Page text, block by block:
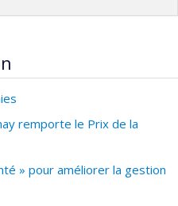
remporte le Prix de la
» pour améliorer la gestion